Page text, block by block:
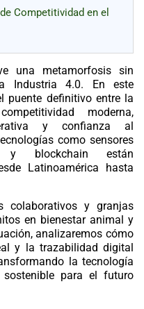
Competitividad en el
una metamorfosis sin
Industria 4.0. En este
puente definitivo entre la
moderna,
y confianza al
como sensores
blockchain están
Latinoamérica hasta
colaborativos y granjas
en bienestar animal y
analizaremos cómo
y la trazabilidad digital
la tecnología
para el futuro